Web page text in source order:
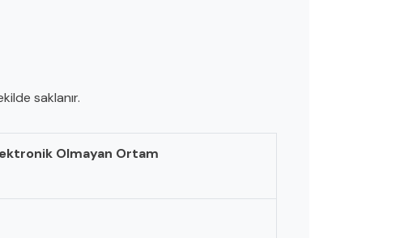
saklanır.
Olmayan Ortam